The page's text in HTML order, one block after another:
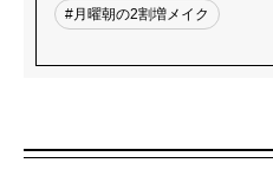
#月曜朝の2割増メイク